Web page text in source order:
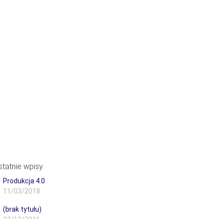
wpisy
Produkcja 4.0
11/03/2018
(brak tytułu)